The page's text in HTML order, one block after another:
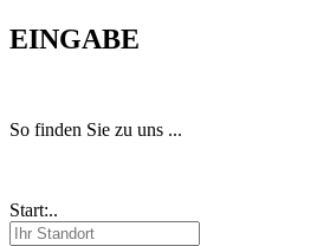
EINGABE
So finden Sie zu uns ...
Start:..